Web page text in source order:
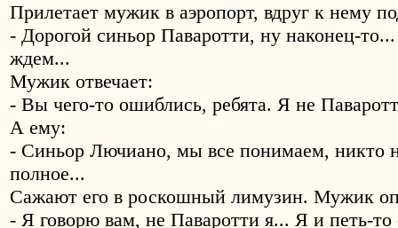
Прилетает мужик в аэропорт, вдруг к нему
- Дорогой синьор Паваротти, ну наконец-
ждем...
Мужик отвечает:
- Вы чего-то ошиблись, ребята. Я не
А ему:
- Синьор Лючиано, мы все понимаем, никто
полное...
Сажают его в роскошный лимузин. Мужик
- Я говорю вам, не Паваротти я... Я и петь-